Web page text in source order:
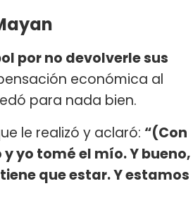
por no devolverle sus
económica al
para nada bien.
le realizó y aclaró: “(Con
yo tomé el mío. Y bueno,
que estar. Y estamos